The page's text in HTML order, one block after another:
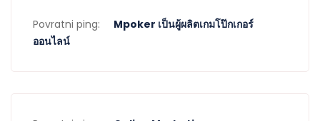
Povratni ping:
Mpoker เป็นผู้ผลิตเกมโป๊กเกอร์
ออนไลน์